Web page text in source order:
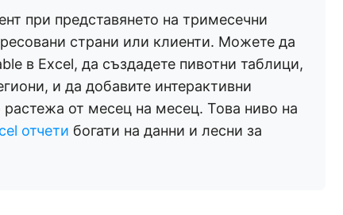
при представянето на тримесечни
страни или клиенти. Можете да
в Excel, да създадете пивотни таблици,
и да добавите интерактивни
растежа от месец на месец. Това ниво на
отчети богати на данни и лесни за